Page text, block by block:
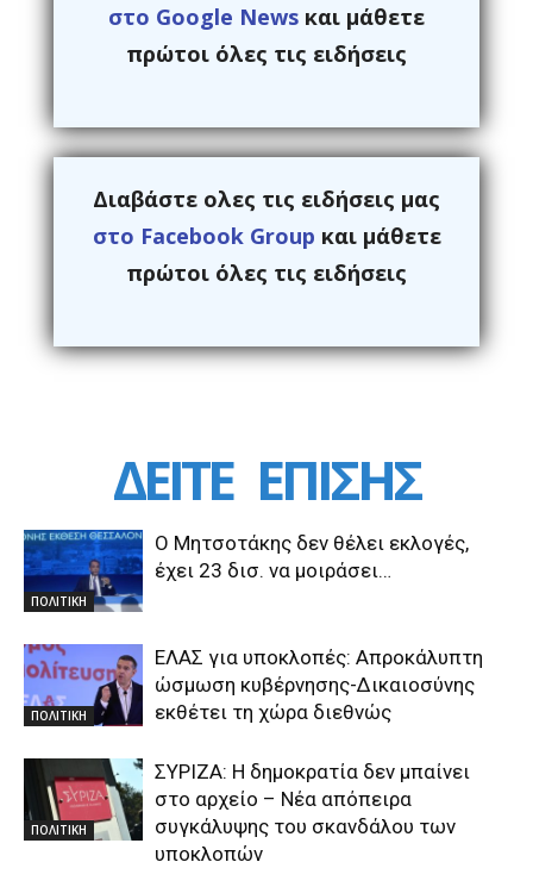
στο Google News και μάθετε
πρώτοι όλες τις ειδήσεις
Διαβάστε ολες τις ειδήσεις μας
στο Facebook Group και μάθετε
πρώτοι όλες τις ειδήσεις
ΔΕΙΤΕ ΕΠΙΣΗΣ
ΠΟΛΙΤΙΚΗ
Ο Μητσοτάκης δεν θέλει εκλογές,
έχει 23 δισ. να μοιράσει…
ΠΟΛΙΤΙΚΗ
ΕΛΑΣ για υποκλοπές: Απροκάλυπτη
ώσμωση κυβέρνησης-Δικαιοσύνης
εκθέτει τη χώρα διεθνώς
ΠΟΛΙΤΙΚΗ
ΣΥΡΙΖΑ: Η δημοκρατία δεν μπαίνει
στο αρχείο – Νέα απόπειρα
συγκάλυψης του σκανδάλου των
υποκλοπών